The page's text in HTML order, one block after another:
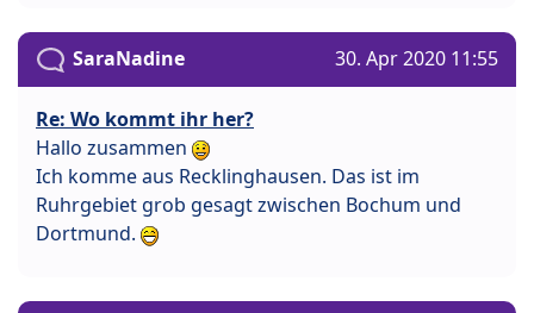
SaraNadine 30. Apr 2020 11:55
Re: Wo kommt ihr her?
Hallo zusammen
Ich komme aus Recklinghausen. Das ist im
Ruhrgebiet grob gesagt zwischen Bochum und
Dortmund.